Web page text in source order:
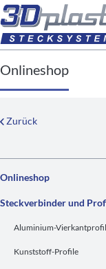
Onlineshop
Zurück
Onlineshop
Steckverbinder und
Aluminium-
Kunststoff-Profile